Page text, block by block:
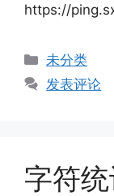
https://
分
类
未分类
发表评论
字符